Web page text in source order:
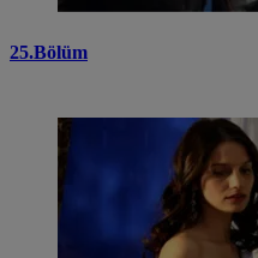
25.Bölüm